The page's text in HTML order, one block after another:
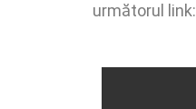
următorul link: